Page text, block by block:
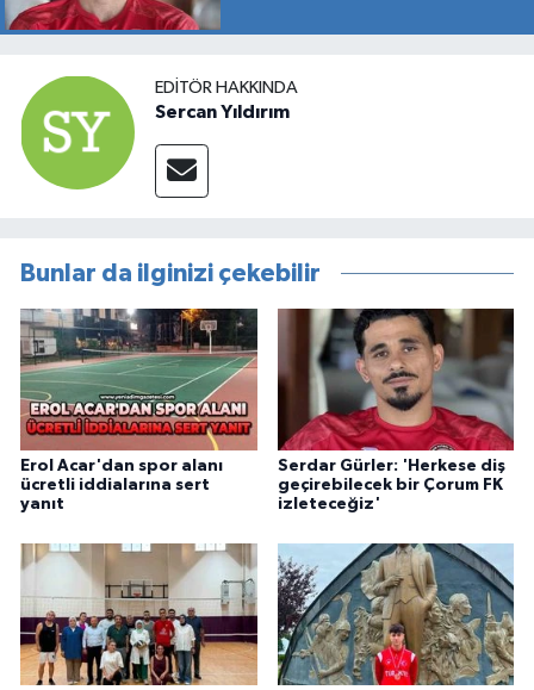
EDITÖR HAKKINDA
Sercan Yıldırım
Bunlar da ilginizi çekebilir
Erol Acar'dan spor alanı
ücretli iddialarına sert
yanıt
Serdar Gürler: 'Herkese diş
geçirebilecek bir Çorum FK
izleteceğiz'